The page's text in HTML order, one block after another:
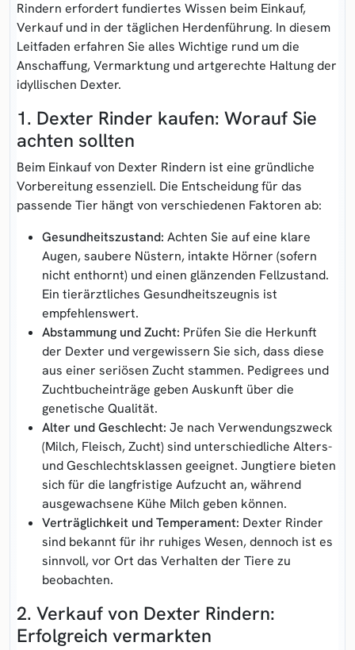
Rindern erfordert fundiertes Wissen beim Einkauf,
Verkauf und in der täglichen Herdenführung. In diesem
Leitfaden erfahren Sie alles Wichtige rund um die
Anschaffung, Vermarktung und artgerechte Haltung der
idyllischen Dexter.
1. Dexter Rinder kaufen: Worauf Sie
achten sollten
Beim Einkauf von Dexter Rindern ist eine gründliche
Vorbereitung essenziell. Die Entscheidung für das
passende Tier hängt von verschiedenen Faktoren ab:
Gesundheitszustand: Achten Sie auf eine klare
Augen, saubere Nüstern, intakte Hörner (sofern
nicht enthornt) und einen glänzenden Fellzustand.
Ein tierärztliches Gesundheitszeugnis ist
empfehlenswert.
Abstammung und Zucht: Prüfen Sie die Herkunft
der Dexter und vergewissern Sie sich, dass diese
aus einer seriösen Zucht stammen. Pedigrees und
Zuchtbucheinträge geben Auskunft über die
genetische Qualität.
Alter und Geschlecht: Je nach Verwendungszweck
(Milch, Fleisch, Zucht) sind unterschiedliche Alters-
und Geschlechtsklassen geeignet. Jungtiere bieten
sich für die langfristige Aufzucht an, während
ausgewachsene Kühe Milch geben können.
Verträglichkeit und Temperament: Dexter Rinder
sind bekannt für ihr ruhiges Wesen, dennoch ist es
sinnvoll, vor Ort das Verhalten der Tiere zu
beobachten.
2. Verkauf von Dexter Rindern:
Erfolgreich vermarkten